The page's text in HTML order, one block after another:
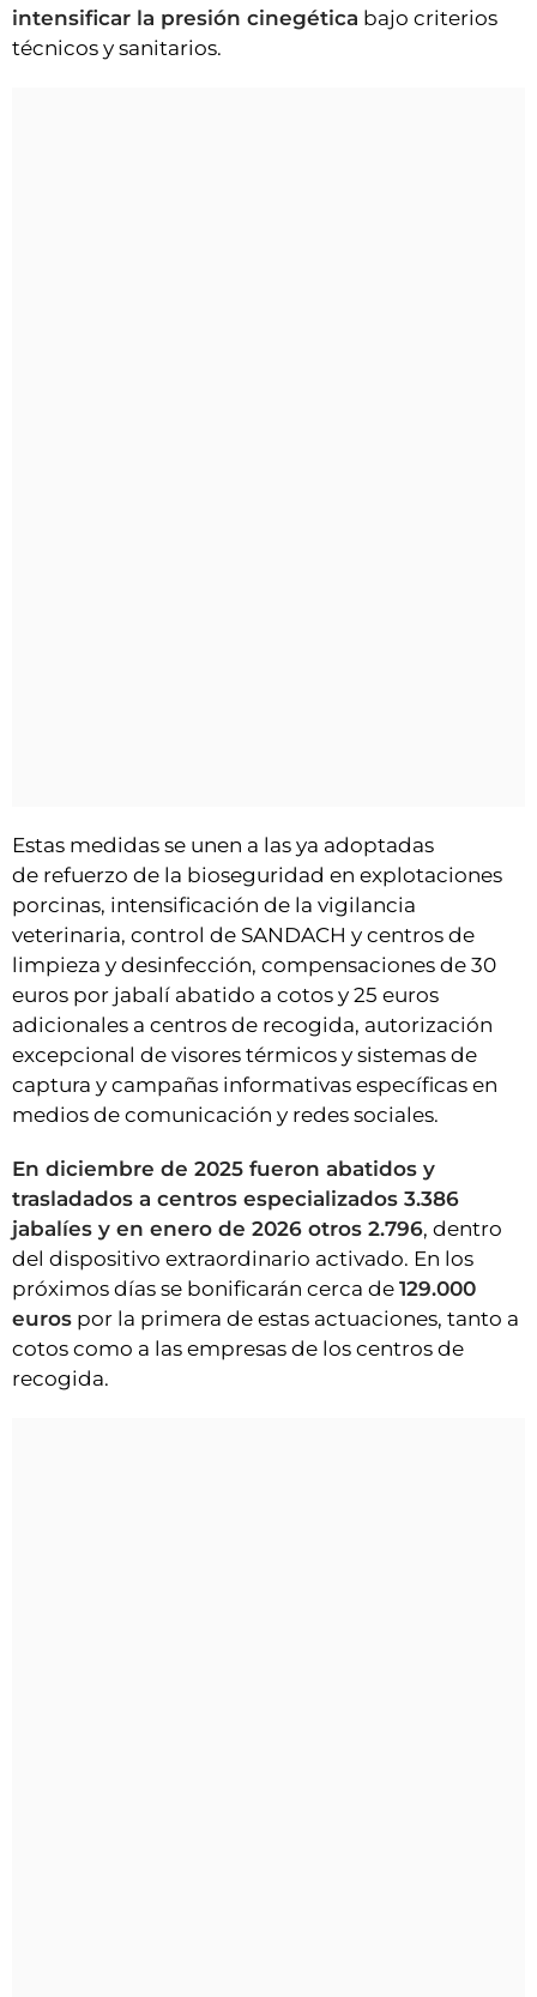
intensificar la presión cinegética bajo criterios
técnicos y sanitarios.
Estas medidas se unen a las ya adoptadas
de refuerzo de la bioseguridad en explotaciones
porcinas, intensificación de la vigilancia
veterinaria, control de SANDACH y centros de
limpieza y desinfección, compensaciones de 30
euros por jabalí abatido a cotos y 25 euros
adicionales a centros de recogida, autorización
excepcional de visores térmicos y sistemas de
captura y campañas informativas específicas en
medios de comunicación y redes sociales.
En diciembre de 2025 fueron abatidos y
trasladados a centros especializados 3.386
jabalíes y en enero de 2026 otros 2.796, dentro
del dispositivo extraordinario activado. En los
próximos días se bonificarán cerca de 129.000
euros por la primera de estas actuaciones, tanto a
cotos como a las empresas de los centros de
recogida.